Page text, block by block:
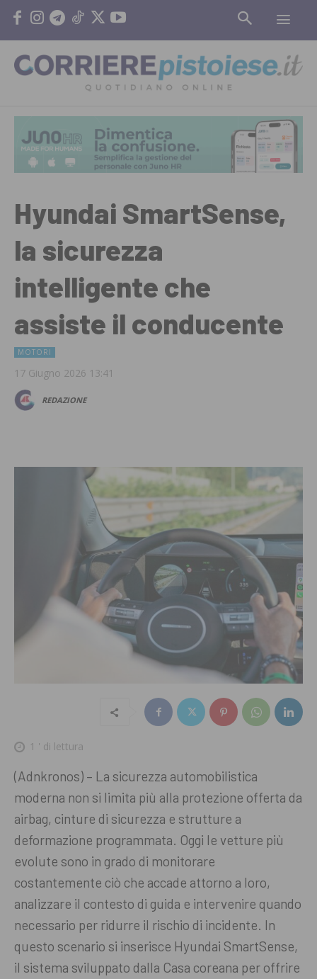
Hyundai SmartSense,
la sicurezza
intelligente che
assiste il conducente
MOTORI
17 Giugno 2026 13:41
REDAZIONE
1 ' di lettura
(Adnkronos) – La sicurezza automobilistica
moderna non si limita più alla protezione offerta da
airbag, cinture di sicurezza e strutture a
deformazione programmata. Oggi le vetture più
evolute sono in grado di monitorare
costantemente ciò che accade attorno a loro,
analizzare il contesto di guida e intervenire quando
necessario per ridurre il rischio di incidente. In
questo scenario si inserisce Hyundai SmartSense,
il sistema sviluppato dalla Casa coreana per offrire